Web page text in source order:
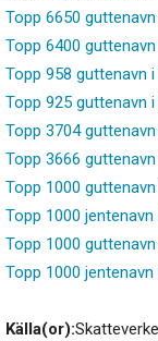
Topp 6650
Topp 6400
Topp 958 guttenavn
Topp 925 guttenavn
Topp 3704
Topp 3666
Topp 1000
Topp 1000 jentenavn
Topp 1000
Topp 1000 jentenavn
Källa(or):